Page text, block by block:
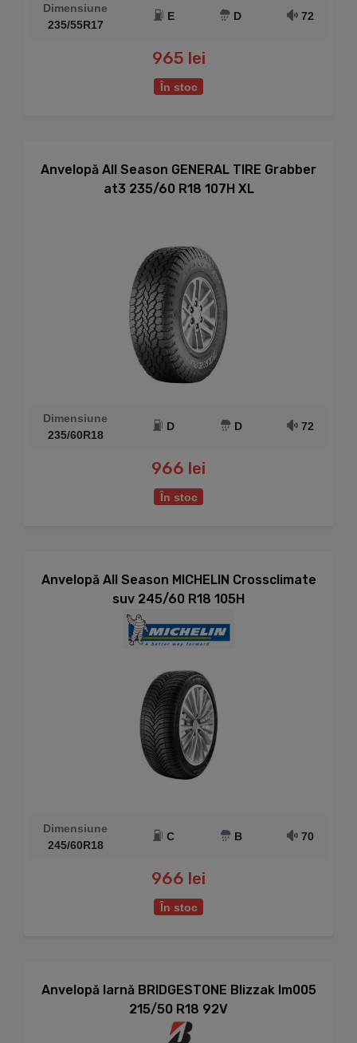
Dimensiune
235/55R17
E D 72
965 lei
În stoc
Anvelopă All Season GENERAL TIRE Grabber
at3 235/60 R18 107H XL
Dimensiune
235/60R18
D D 72
966 lei
În stoc
Anvelopă All Season MICHELIN Crossclimate
suv 245/60 R18 105H
Dimensiune
245/60R18
C B 70
966 lei
În stoc
Anvelopă Iarnă BRIDGESTONE Blizzak lm005
215/50 R18 92V